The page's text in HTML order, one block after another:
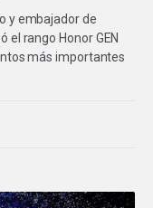
y embajador de
rango Honor GEN
más importantes